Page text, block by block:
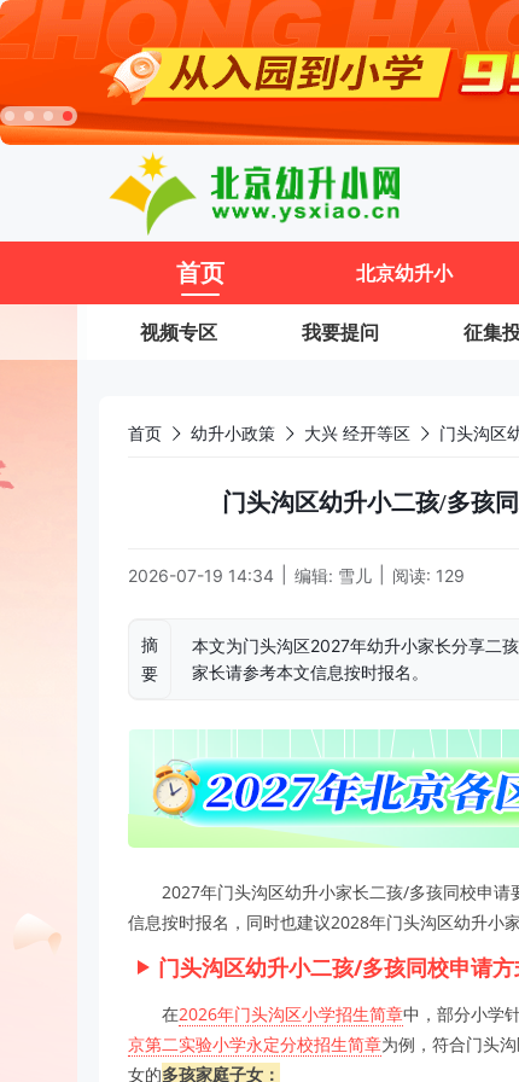
首页 北京幼升小
视频专区 我要提问 征集
首页 幼升小政策 大兴 经开等区
门头沟区幼升小二孩/多孩
2026-07-19 14:34 编辑: 雪儿 阅读: 129
摘
要
本文为门头沟区2027年幼升小家长分享二
家长请参考本文信息按时报名。
2027年门头沟区幼升小家长二孩/多孩同校申
信息按时报名，同时也建议2028年门头沟区幼升小
门头沟区幼升小二孩/多孩同校申请
在2026年门头沟区小学招生简章中，部分小学
京第二实验小学永定分校招生简章为例，符合门头
女的多孩家庭子女：